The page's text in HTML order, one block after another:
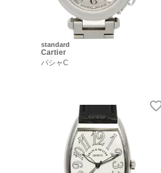
standard
Cartier
パシャC